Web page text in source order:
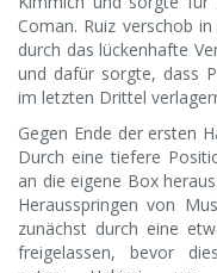
Coman. Ruiz verschob
durch das lückenhafte
und dafür sorgte, dass
im letzten Drittel
Gegen Ende der ersten
Durch eine tiefere
an die eigene Box
Herausspringen von
zunächst durch eine
freigelassen, bevor